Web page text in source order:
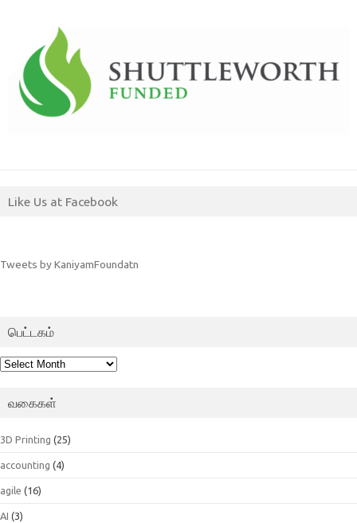
Like Us at Facebook
Tweets by KaniyamFoundatn
பெட்டகம்
பெட்டகம்
வகைகள்
3D Printing (25)
accounting (4)
agile (16)
AI (3)